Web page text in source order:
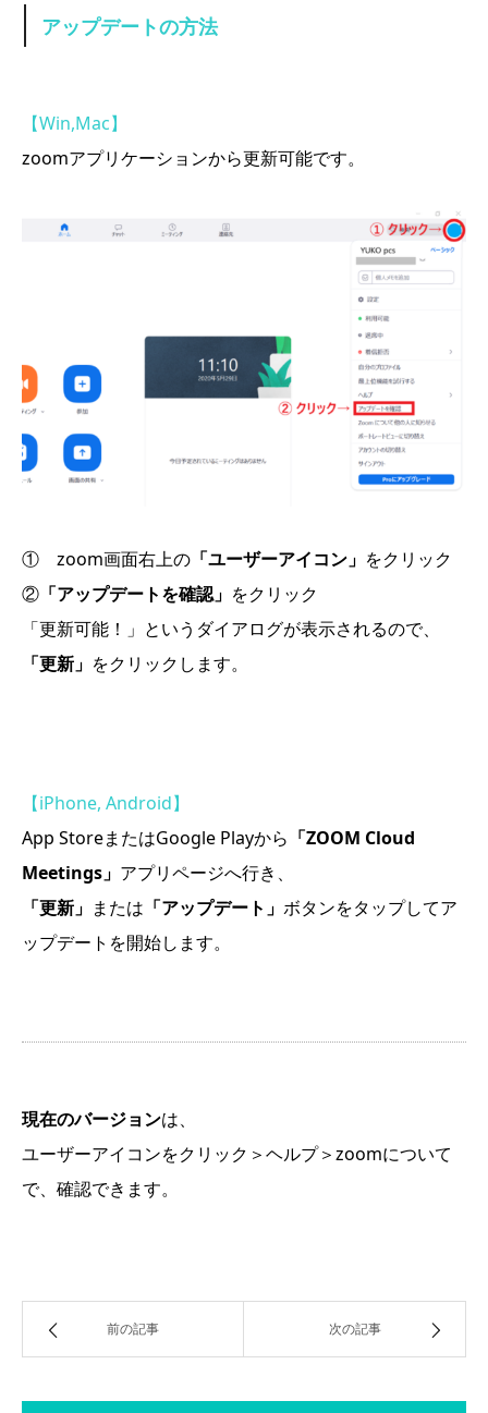
アップデートの方法
【Win,Mac】
zoomアプリケーションから更新可能です。
① zoom画面右上の 「ユーザーアイコン」 をクリック
② 「アップデートを確認」 をクリック
「更新可能！」というダイアログが表示されるので、
「更新」 をクリックします。
【iPhone, Android】
App StoreまたはGoogle Playから 「ZOOM Cloud
Meetings」 アプリページへ行き、
「更新」 または 「アップデート」 ボタンをタップしてア
ップデートを開始します。
現在のバージョンは、
ユーザーアイコンをクリック＞ヘルプ＞zoomについて
で、確認できます。
前の記事 次の記事